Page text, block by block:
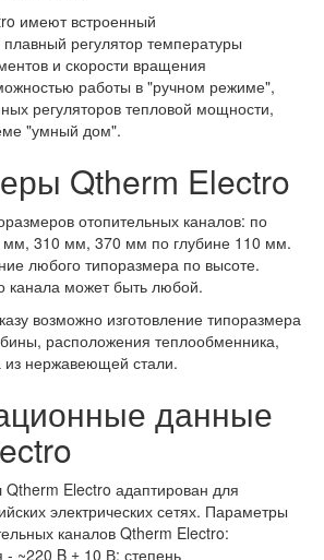
имеют встроенный
регулятор температуры
и скорости вращения
работы в "ручном режиме",
регуляторов тепловой мощности,
"умный дом".
Qtherm Electro
отопительных каналов: по
310 мм, 370 мм по глубине 110 мм.
любого типоразмера по высоте.
канала может быть любой.
возможно изготовление типоразмера
расположения теплообменника,
из нержавеющей стали.
данные
Electro адаптирован для
электрических сетях. Параметры
каналов Qtherm Electro:
~220 B ± 10 В; степень